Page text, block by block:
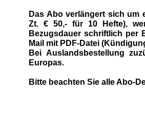
Das Abo verlängert sich um
Zt. € 50,- für 10 Hefte),
Bezugsdauer schriftlich per
Mail mit PDF-Datei
Bei Auslandsbestellung
Europas.
Bitte beachten Sie alle Abo-